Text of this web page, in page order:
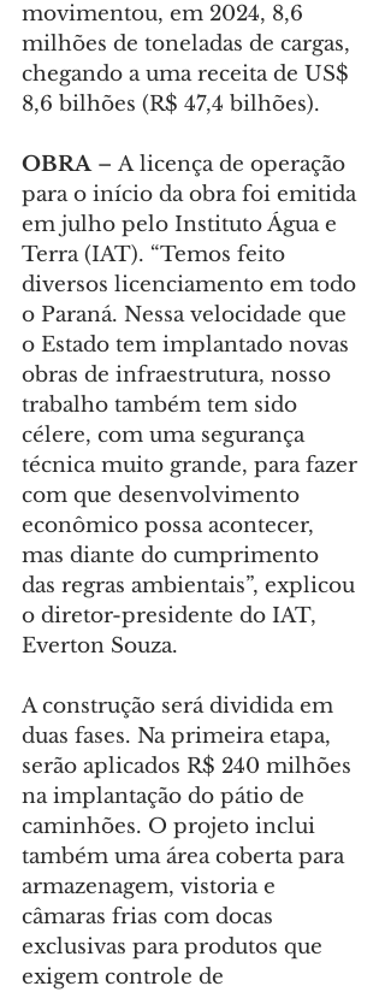
movimentou, em 2024, 8,6
milhões de toneladas de cargas,
chegando a uma receita de US$
8,6 bilhões (R$ 47,4 bilhões).
OBRA – A licença de operação
para o início da obra foi emitida
em julho pelo Instituto Água e
Terra (IAT). “Temos feito
diversos licenciamento em todo
o Paraná. Nessa velocidade que
o Estado tem implantado novas
obras de infraestrutura, nosso
trabalho também tem sido
célere, com uma segurança
técnica muito grande, para fazer
com que desenvolvimento
econômico possa acontecer,
mas diante do cumprimento
das regras ambientais”, explicou
o diretor-presidente do IAT,
Everton Souza.
A construção será dividida em
duas fases. Na primeira etapa,
serão aplicados R$ 240 milhões
na implantação do pátio de
caminhões. O projeto inclui
também uma área coberta para
armazenagem, vistoria e
câmaras frias com docas
exclusivas para produtos que
exigem controle de